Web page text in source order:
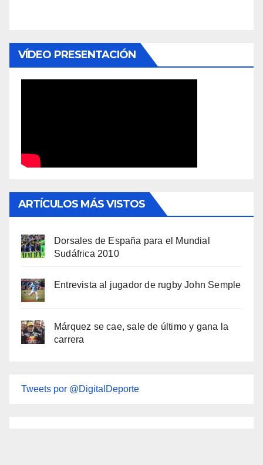
VÍDEO PRESENTACIÓN
ARTÍCULOS MÁS VISTOS
Dorsales de España para el Mundial
Sudáfrica 2010
Entrevista al jugador de rugby John Semple
Márquez se cae, sale de último y gana la
carrera
Tweets por @DigitalDeporte